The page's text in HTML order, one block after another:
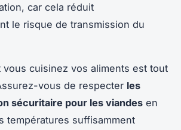
car cela réduit
le risque de transmission du
vous cuisinez vos aliments est tout
vous de respecter les
sécuritaire pour les viandes en
températures suffisamment